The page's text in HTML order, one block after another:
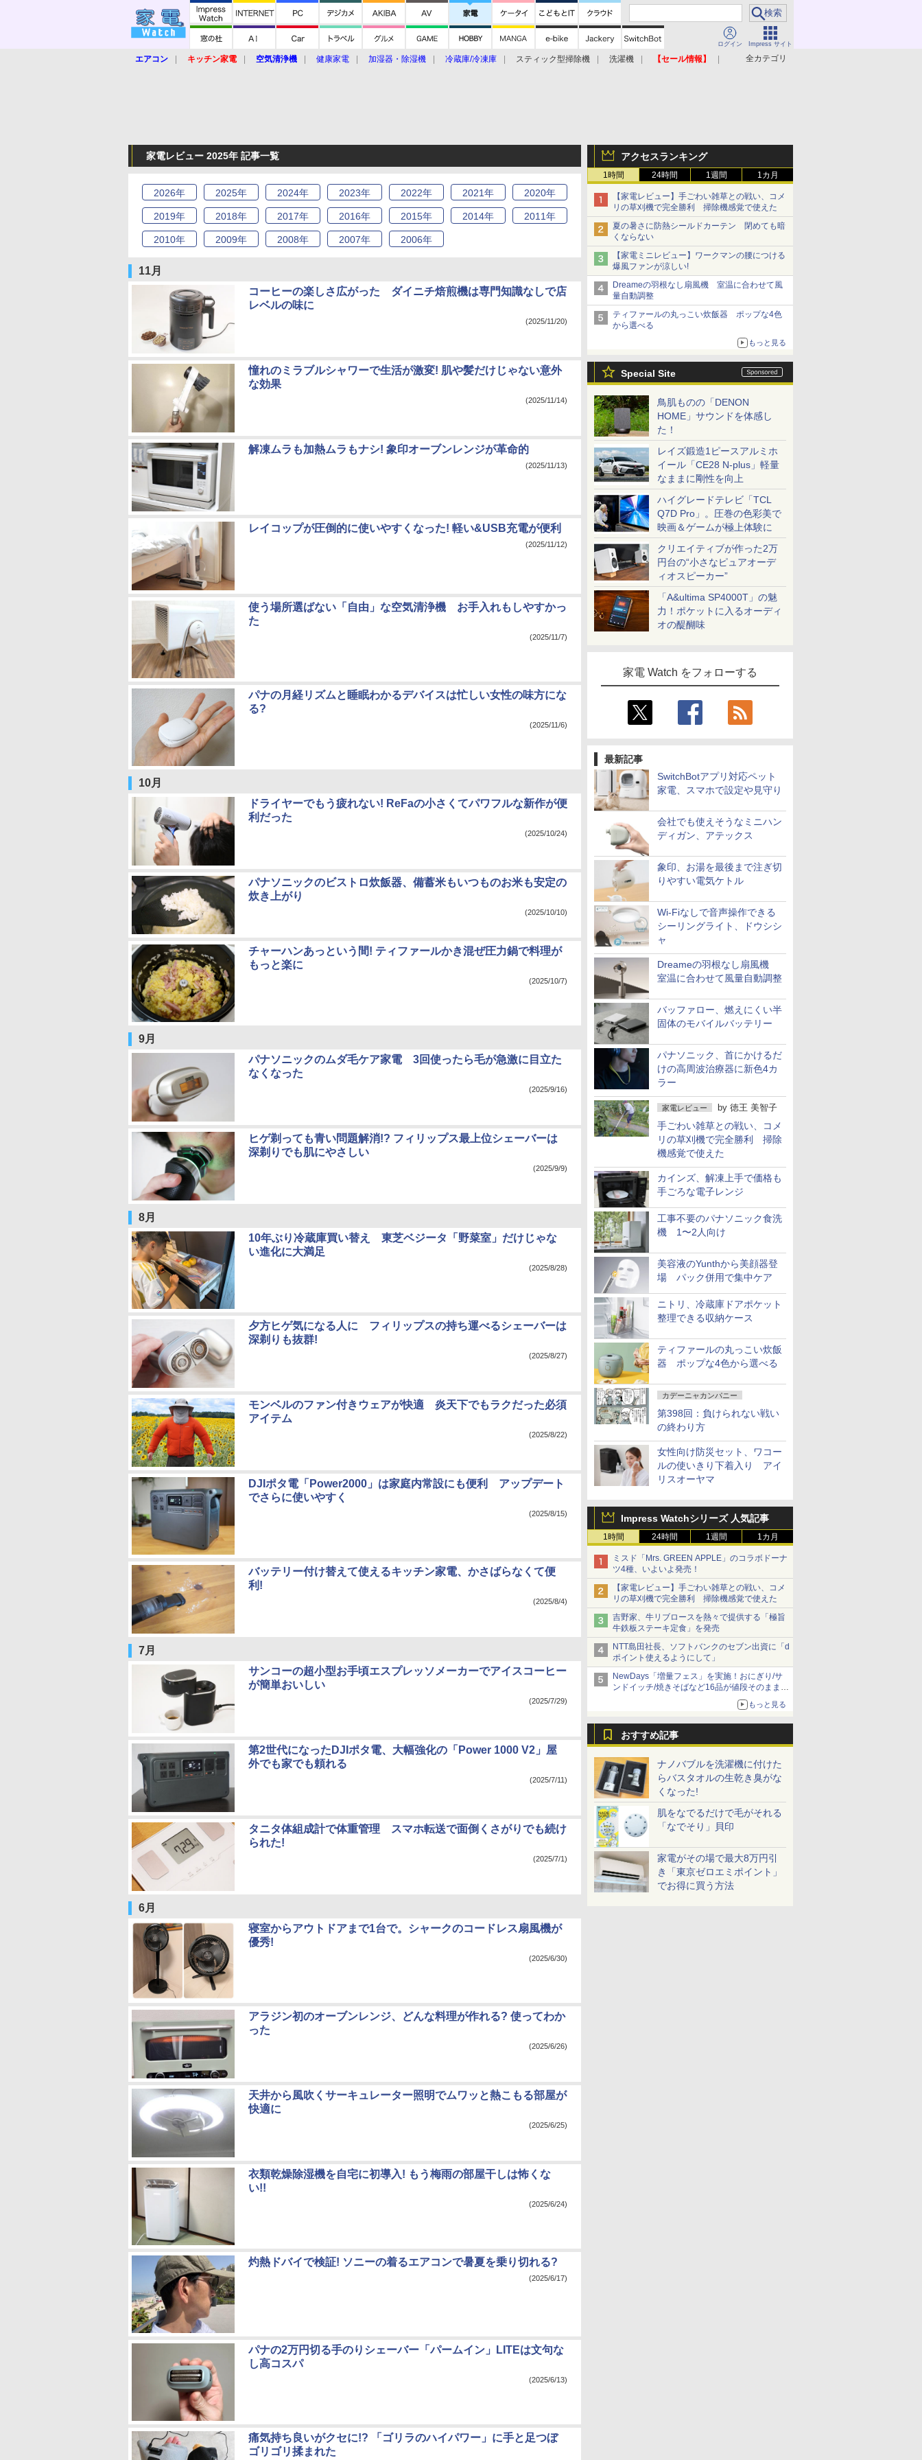
ログイン Impress サイト
全カテゴリ
エアコン キッチン家電 空気清浄機 健康家電 加湿器・除湿機 冷蔵庫/冷凍庫 スティック型掃除機 洗濯機
【セール情報】
アクセスランキング
1時間 24時間 1週間 1カ月
【家電レビュー】手ごわい雑草との戦い、コメ
リの草刈機で完全勝利 掃除機感覚で使えた
夏の暑さに防熱シールドカーテン 閉めても暗
くならない
【家電ミニレビュー】ワークマンの腰につける
爆風ファンが涼しい!
Dreameの羽根なし扇風機 室温に合わせて風
量自動調整
ティファールの丸っこい炊飯器 ポップな4色
から選べる
もっと見る
Special Site
鳥肌ものの「DENON
HOME」サウンドを体感し
た！
レイズ鍛造1ピースアルミホ
イール「CE28 N-plus」軽量
なままに剛性を向上
ハイグレードテレビ「TCL
Q7D Pro」。圧巻の色彩美で
映画＆ゲームが極上体験に
クリエイティブが作った2万
円台の“小さなピュアオーデ
ィオスピーカー”
「A&ultima SP4000T」の魅
力！ポケットに入るオーディ
オの醍醐味
家電 Watch をフォローする
最新記事
SwitchBotアプリ対応ペット
家電、スマホで設定や見守り
会社でも使えそうなミニハン
ディガン、アテックス
象印、お湯を最後まで注ぎ切
りやすい電気ケトル
Wi-Fiなしで音声操作できる
シーリングライト、ドウシシ
ャ
Dreameの羽根なし扇風機
室温に合わせて風量自動調整
バッファロー、燃えにくい半
固体のモバイルバッテリー
パナソニック、首にかけるだ
けの高周波治療器に新色4カ
ラー
家電レビュー by 徳王 美智子
手ごわい雑草との戦い、コメ
リの草刈機で完全勝利 掃除
機感覚で使えた
カインズ、解凍上手で価格も
手ごろな電子レンジ
工事不要のパナソニック食洗
機 1〜2人向け
美容液のYunthから美顔器登
場 パック併用で集中ケア
ニトリ、冷蔵庫ドアポケット
整理できる収納ケース
ティファールの丸っこい炊飯
器 ポップな4色から選べる
カデーニャカンパニー
第398回：負けられない戦い
の終わり方
女性向け防災セット、ワコー
ルの使いきり下着入り アイ
リスオーヤマ
Impress Watchシリーズ 人気記事
1時間 24時間 1週間 1カ月
ミスド「Mrs. GREEN APPLE」のコラボドーナ
ツ4種、いよいよ発売！
【家電レビュー】手ごわい雑草との戦い、コメ
リの草刈機で完全勝利 掃除機感覚で使えた
吉野家、牛リブロースを熱々で提供する「極旨
牛鉄板ステーキ定食」を発売
NTT島田社長、ソフトバンクのセブン出資に「d
ポイント使えるようにして」
NewDays「増量フェス」を実施！おにぎり/サ
ンドイッチ/焼きそばなど16品が値段そのままで
もっと見る
おすすめ記事
ナノバブルを洗濯機に付けた
らバスタオルの生乾き臭がな
くなった!
肌をなでるだけで毛がそれる
「なでそり」貝印
家電がその場で最大8万円引
き「東京ゼロエミポイント」
でお得に買う方法
家電レビュー 2025年 記事一覧
2026年 2025年 2024年 2023年 2022年 2021年 2020年
2019年 2018年 2017年 2016年 2015年 2014年 2011年
2010年 2009年 2008年 2007年 2006年
11月
コーヒーの楽しさ広がった ダイニチ焙煎機は専門知識なしで店
レベルの味に
(2025/11/20)
憧れのミラブルシャワーで生活が激変! 肌や髪だけじゃない意外
な効果
(2025/11/14)
解凍ムラも加熱ムラもナシ! 象印オーブンレンジが革命的
(2025/11/13)
レイコップが圧倒的に使いやすくなった! 軽い&USB充電が便利
(2025/11/12)
使う場所選ばない「自由」な空気清浄機 お手入れもしやすかっ
た
(2025/11/7)
パナの月経リズムと睡眠わかるデバイスは忙しい女性の味方にな
る?
(2025/11/6)
10月
ドライヤーでもう疲れない! ReFaの小さくてパワフルな新作が便
利だった
(2025/10/24)
パナソニックのビストロ炊飯器、備蓄米もいつものお米も安定の
炊き上がり
(2025/10/10)
チャーハンあっという間! ティファールかき混ぜ圧力鍋で料理が
もっと楽に
(2025/10/7)
9月
パナソニックのムダ毛ケア家電 3回使ったら毛が急激に目立た
なくなった
(2025/9/16)
ヒゲ剃っても青い問題解消!? フィリップス最上位シェーバーは
深剃りでも肌にやさしい
(2025/9/9)
8月
10年ぶり冷蔵庫買い替え 東芝ベジータ「野菜室」だけじゃな
い進化に大満足
(2025/8/28)
夕方ヒゲ気になる人に フィリップスの持ち運べるシェーバーは
深剃りも抜群!
(2025/8/27)
モンベルのファン付きウェアが快適 炎天下でもラクだった必須
アイテム
(2025/8/22)
DJIポタ電「Power2000」は家庭内常設にも便利 アップデート
でさらに使いやすく
(2025/8/15)
バッテリー付け替えて使えるキッチン家電、かさばらなくて便
利!
(2025/8/4)
7月
サンコーの超小型お手頃エスプレッソメーカーでアイスコーヒー
が簡単おいしい
(2025/7/29)
第2世代になったDJIポタ電、大幅強化の「Power 1000 V2」屋
外でも家でも頼れる
(2025/7/11)
タニタ体組成計で体重管理 スマホ転送で面倒くさがりでも続け
られた!
(2025/7/1)
6月
寝室からアウトドアまで1台で。シャークのコードレス扇風機が
優秀!
(2025/6/30)
アラジン初のオーブンレンジ、どんな料理が作れる? 使ってわか
った
(2025/6/26)
天井から風吹くサーキュレーター照明でムワッと熱こもる部屋が
快適に
(2025/6/25)
衣類乾燥除湿機を自宅に初導入! もう梅雨の部屋干しは怖くな
い!!
(2025/6/24)
灼熱ドバイで検証! ソニーの着るエアコンで暑夏を乗り切れる?
(2025/6/17)
パナの2万円切る手のりシェーバー「パームイン」LITEは文句な
し高コスパ
(2025/6/13)
痛気持ち良いがクセに!? 「ゴリラのハイパワー」に手と足つぼ
ゴリゴリ揉まれた